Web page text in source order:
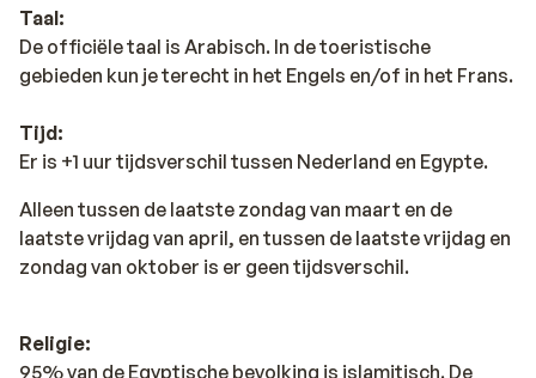
Taal:
De officiële taal is Arabisch. In de toeristische
gebieden kun je terecht in het Engels en/of in het Frans.
Tijd:
Er is +1 uur tijdsverschil tussen Nederland en Egypte.
Alleen tussen de laatste zondag van maart en de
laatste vrijdag van april, en tussen de laatste vrijdag en
zondag van oktober is er geen tijdsverschil.
Religie:
95% van de Egyptische bevolking is islamitisch. De